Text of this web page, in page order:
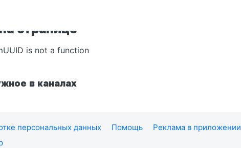
странице
is not a function
в каналах
персональных данных Помощь Реклама в приложении